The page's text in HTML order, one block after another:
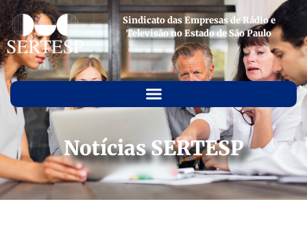
Sindicato das Empresas de Rádio e
Televisão no Estado de São Paulo
Notícias SERTESP